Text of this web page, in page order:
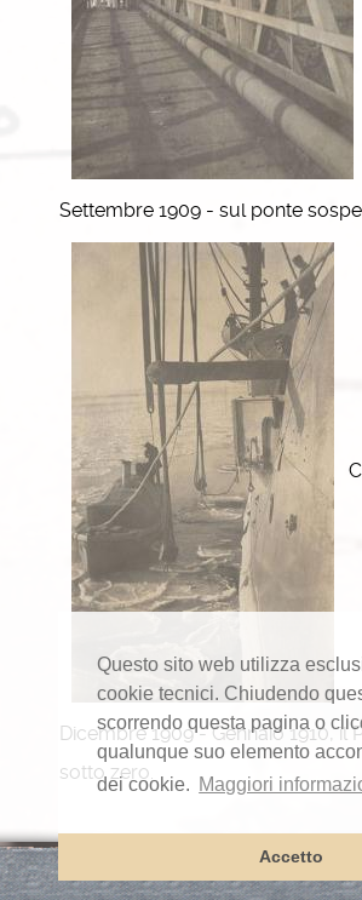
Questo sito web utilizza
cookie tecnici. Chiudendo
scorrendo questa pagina o
qualunque suo elemento
dei cookie. Maggiori
Accetto
Settembre 1909 - sul ponte
Dicembre 1909 - Gennaio 1910, il
sotto zero.